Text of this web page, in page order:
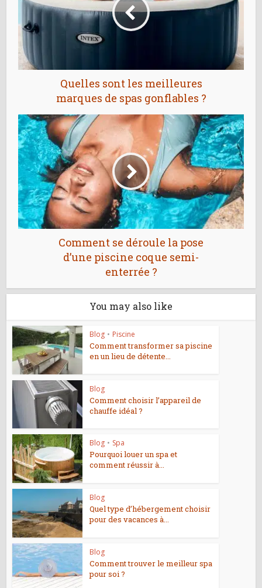
Quelles sont les meilleures
marques de spas gonflables ?
Comment se déroule la pose
d’une piscine coque semi-
enterrée ?
You may also like
Blog • Piscine
Comment transformer sa piscine
en un lieu de détente...
Blog
Comment choisir l’appareil de
chauffe idéal ?
Blog • Spa
Pourquoi louer un spa et
comment réussir à...
Blog
Quel type d’hébergement choisir
pour des vacances à...
Blog
Comment trouver le meilleur spa
pour soi ?